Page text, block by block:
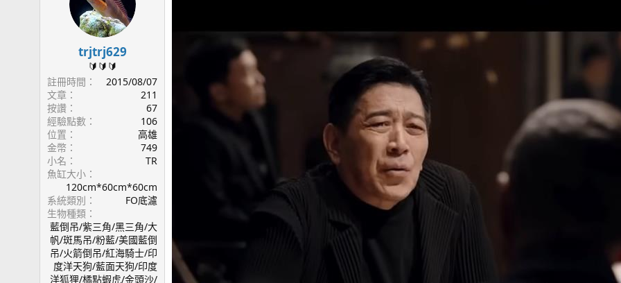
trjtrj629
🔰🔰🔰
註冊時間
2015/08/07
文章
211
按讚
67
經驗點數
106
位置
高雄
金幣
749
小名
TR
魚缸大小
120cm*60cm*60cm
系統類別
FO底濾
生物種類
藍倒吊/紫三角/黑三角/大
帆/斑馬吊/粉藍/美國藍倒
吊/火箭倒吊/紅海騎士/印
度洋天狗/藍面天狗/印度
洋狐狸/橘點蝦虎/金頭沙/